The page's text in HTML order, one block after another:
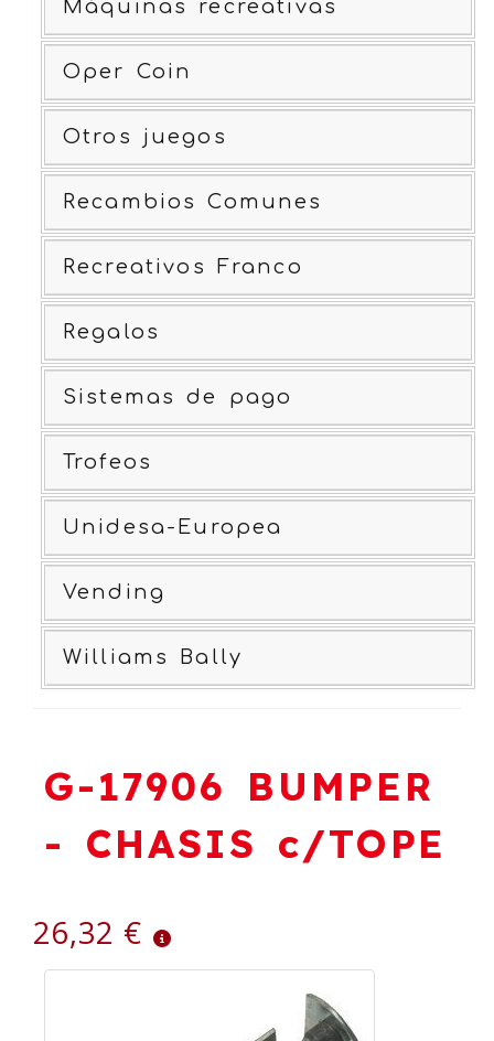
Máquinas recreativas
Oper Coin
Otros juegos
Recambios Comunes
Recreativos Franco
Regalos
Sistemas de pago
Trofeos
Unidesa-Europea
Vending
Williams Bally
G-17906 BUMPER
- CHASIS c/TOPE
26,32 €